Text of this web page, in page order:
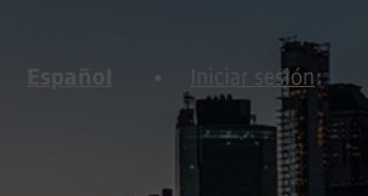
Español Iniciar sesión